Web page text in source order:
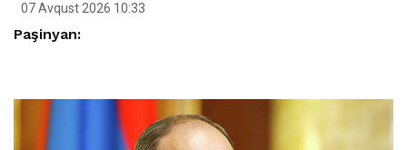
07 Avqust 2026 10:33
Paşinyan: